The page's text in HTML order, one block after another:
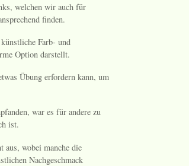
welchen wir auch für
finden.
Farb- und
Option darstellt.
Übung erfordern kann, um
war es für andere zu
ist.
aus, wobei manche die
Nachgeschmack